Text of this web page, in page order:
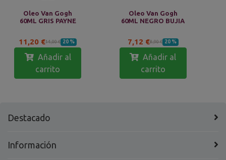
Oleo Van Gogh
60ML GRIS PAYNE
11,20 €14,00 € 20 %
Añadir al
carrito
Oleo Van Gogh
60ML NEGRO BUJIA
7,12 €8,90 € 20 %
Añadir al
carrito
Destacado
Información